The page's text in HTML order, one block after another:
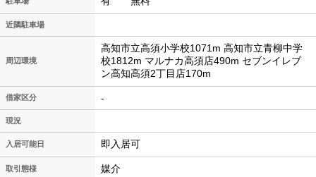
近隣駐車場
周辺環境
高知市立高須小学校1071m 高知市立青柳中学
校1812m マルナカ高須店490m セブンイレブ
ン高知高須2丁目店170m
借家区分 -
現況
入居可能日 即入居可
取引態様 媒介